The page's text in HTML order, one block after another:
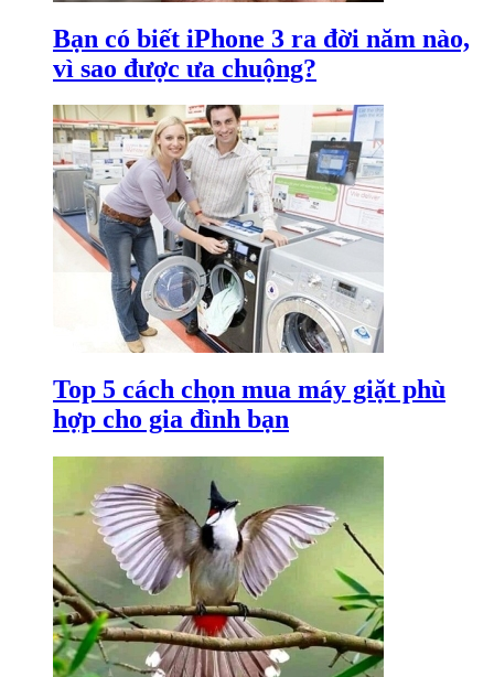
Bạn có biết iPhone 3 ra đời năm nào,
vì sao được ưa chuộng?
Top 5 cách chọn mua máy giặt phù
hợp cho gia đình bạn